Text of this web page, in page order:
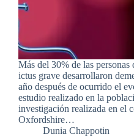
Más del 30% de las personas
ictus grave desarrollaron
año después de ocurrido el
estudio realizado en la
investigación realizada en el
Oxfordshire…
Dunia Chappotin